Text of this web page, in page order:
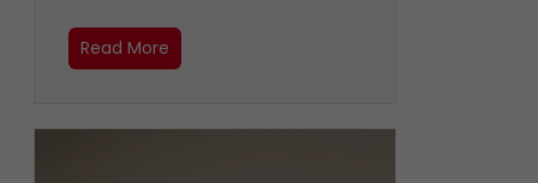
Read More